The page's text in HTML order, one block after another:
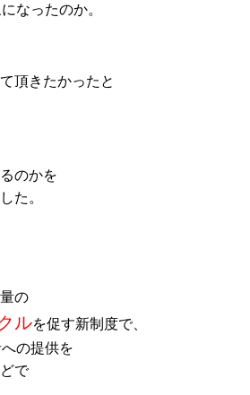
なったのか。
頂きたかったと
のかを
た。
の
ルを促す新制度で、
の提供を
で